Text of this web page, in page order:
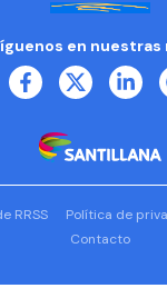
en nuestras
RRSS Política de
Contacto